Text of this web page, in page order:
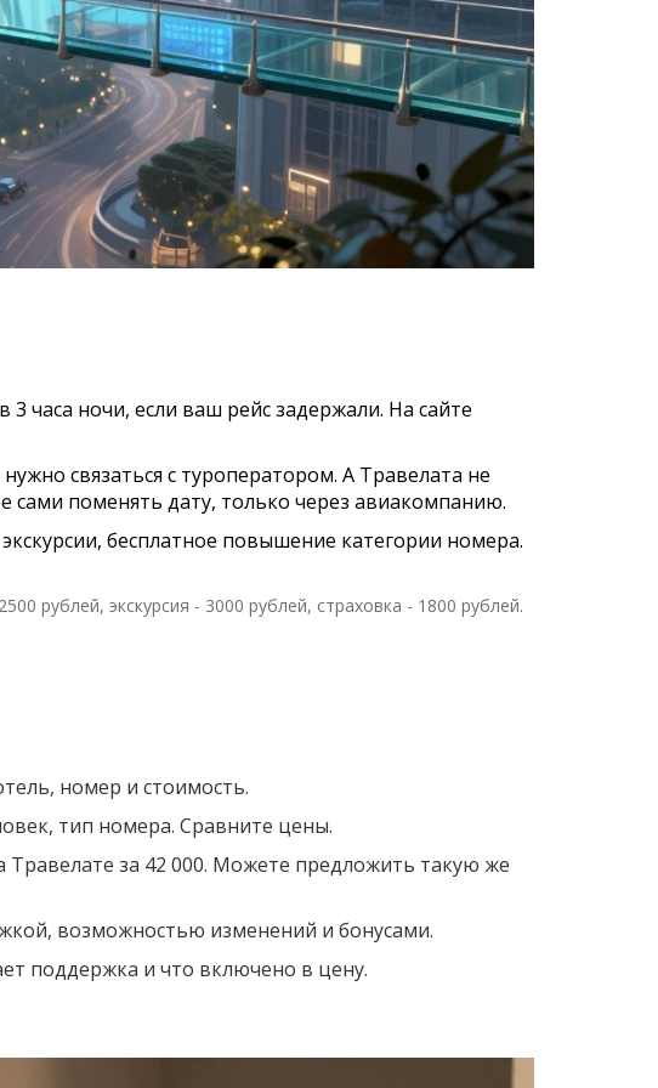
часа ночи, если ваш рейс задержали. На сайте
связаться с туроператором. А Травелата не
сами поменять дату, только через авиакомпанию.
бесплатное повышение категории номера.
рублей, экскурсия - 3000 рублей, страховка - 1800 рублей.
номер и стоимость.
тип номера. Сравните цены.
Травелате за 42 000. Можете предложить такую же
возможностью изменений и бонусами.
поддержка и что включено в цену.